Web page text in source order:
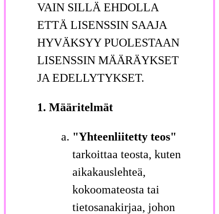
VAIN SILLÄ EHDOLLA
ETTÄ LISENSSIN SAAJA
HYVÄKSYY PUOLESTAAN
LISENSSIN MÄÄRÄYKSET
JA EDELLYTYKSET.
1. Määritelmät
"Yhteenliitetty teos"
tarkoittaa teosta, kuten
aikakauslehteä,
kokoomateosta tai
tietosana­kirjaa, johon